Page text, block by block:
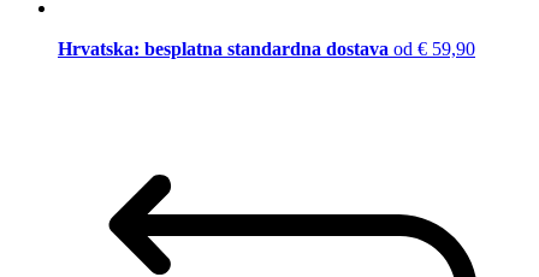
Hrvatska: besplatna standardna dostava od € 59,90